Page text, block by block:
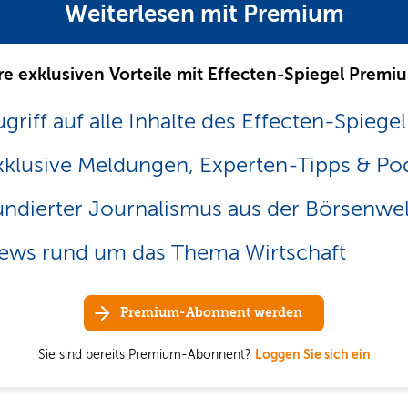
Weiterlesen mit Premium
exklusiven Vorteile mit Effecten-Spiegel
auf alle Inhalte des Effecten-Spiegel
Meldungen, Experten-Tipps &
Journalismus aus der
rund um das Thema Wirtschaft
Premium-Abonnent werden
Sie sind bereits Premium-Abonnent? Loggen Sie sich ein